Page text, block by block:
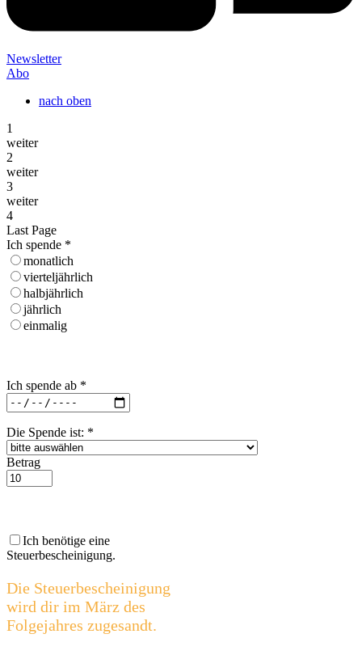
Newsletter
Abo
nach oben
1
weiter
2
weiter
3
weiter
4
Last Page
Ich spende *
monatlich
vierteljährlich
halbjährlich
jährlich
einmalig
Ich spende ab *
Die Spende ist: *
Betrag
Ich benötige eine
Steuerbescheinigung.
Die Steuerbescheinigung
wird dir im März des
Folgejahres zugesandt.